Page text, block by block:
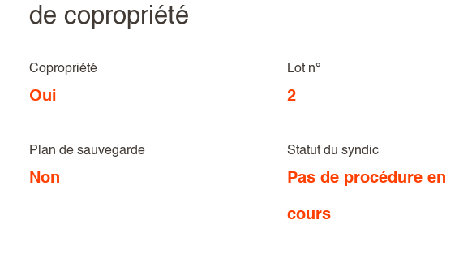
de copropriété
Copropriété
Oui
Lot n°
2
Plan de sauvegarde
Non
Statut du syndic
Pas de procédure en
cours